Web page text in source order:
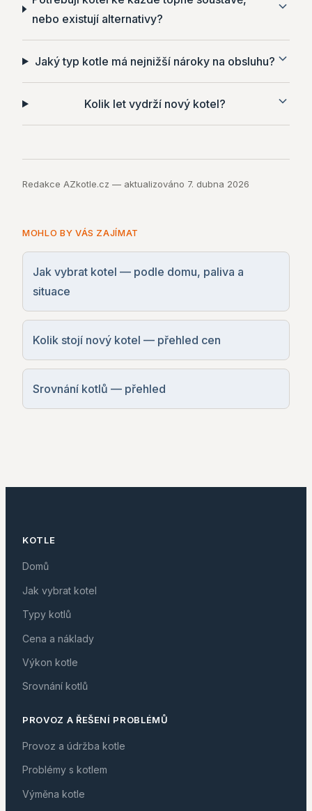
nebo existují alternativy?
Jaký typ kotle má nejnižší nároky na obsluhu?
Kolik let vydrží nový kotel?
Redakce AZkotle.cz — aktualizováno 7. dubna 2026
MOHLO BY VÁS ZAJÍMAT
Jak vybrat kotel — podle domu, paliva a
situace
Kolik stojí nový kotel — přehled cen
Srovnání kotlů — přehled
KOTLE
Domů
Jak vybrat kotel
Typy kotlů
Cena a náklady
Výkon kotle
Srovnání kotlů
PROVOZ A ŘEŠENÍ PROBLÉMŮ
Provoz a údržba kotle
Problémy s kotlem
Výměna kotle